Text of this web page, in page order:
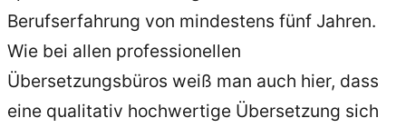
Berufserfahrung von mindestens fünf Jahren.
Wie bei allen professionellen
Übersetzungsbüros weiß man auch hier, dass
eine qualitativ hochwertige Übersetzung sich